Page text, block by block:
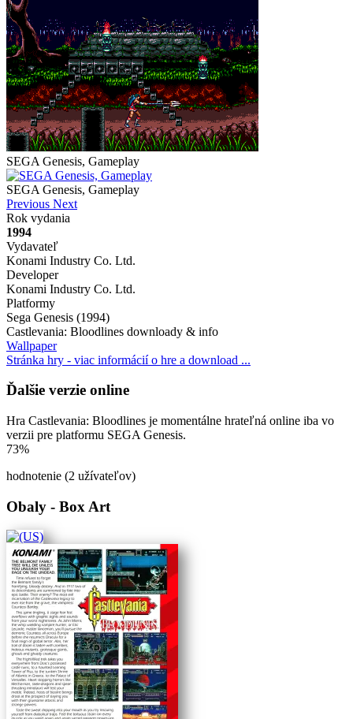
SEGA Genesis, Gameplay
SEGA Genesis, Gameplay
Previous Next
Rok vydania
1994
Vydavateľ
Konami Industry Co. Ltd.
Developer
Konami Industry Co. Ltd.
Platformy
Sega Genesis (1994)
Castlevania: Bloodlines downloady & info
Wallpaper
Stránka hry - viac informácií o hre a download ...
Ďalšie verzie online
Hra Castlevania: Bloodlines je momentálne hrateľná online iba vo
verzii pre platformu SEGA Genesis.
73%
hodnotenie (2 užívateľov)
Obaly - Box Art